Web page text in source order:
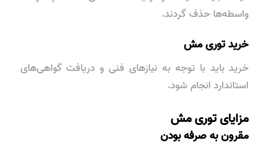
واسطه‌ها حذف گردند.
خرید توری مش
خرید باید با توجه به نیازهای فنی و دریافتگواهی‌های
استانداردانجام شود.
مزایای توری مش
مقرون به صرفه بودن